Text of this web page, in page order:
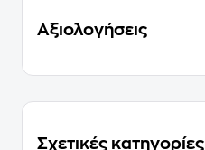
Αξιολογήσεις
Σχετικές κατηγορίες